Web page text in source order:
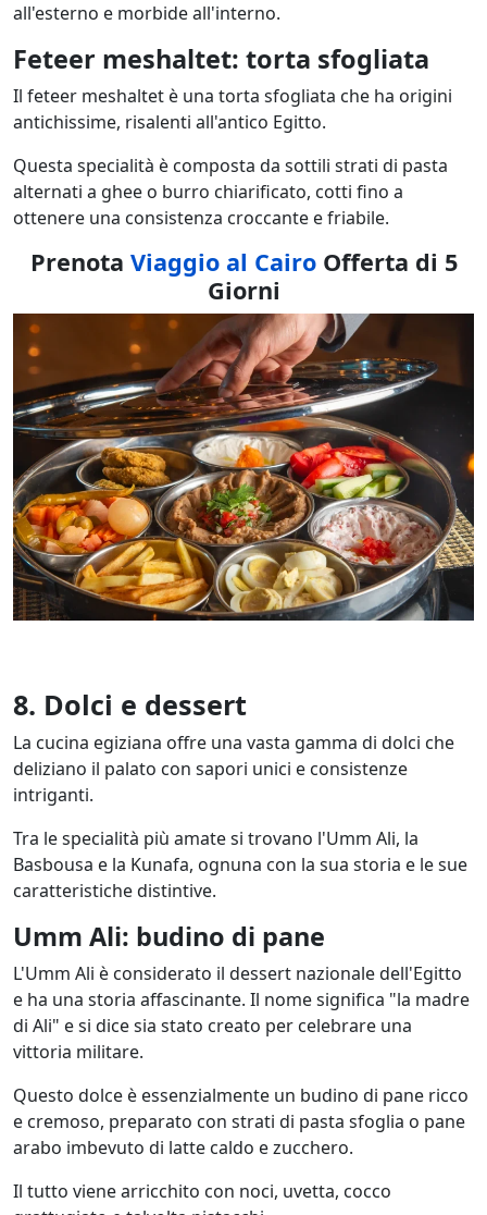
all'esterno e morbide all'interno.
Feteer meshaltet: torta sfogliata
Il feteer meshaltet è una torta sfogliata che ha origini
antichissime, risalenti all'antico Egitto.
Questa specialità è composta da sottili strati di pasta
alternati a ghee o burro chiarificato, cotti fino a
ottenere una consistenza croccante e friabile.
Prenota Viaggio al CairoOfferta di 5
Giorni
8. Dolci e dessert
La cucina egiziana offre una vasta gamma di dolci che
deliziano il palato con sapori unici e consistenze
intriganti.
Tra le specialità più amate si trovano l'Umm Ali, la
Basbousa e la Kunafa, ognuna con la sua storia e le sue
caratteristiche distintive.
Umm Ali: budino di pane
L'Umm Ali è considerato il dessert nazionale dell'Egitto
e ha una storia affascinante. Il nome significa "la madre
di Ali" e si dice sia stato creato per celebrare una
vittoria militare.
Questo dolce è essenzialmente un budino di pane ricco
e cremoso, preparato con strati di pasta sfoglia o pane
arabo imbevuto di latte caldo e zucchero.
Il tutto viene arricchito con noci, uvetta, cocco